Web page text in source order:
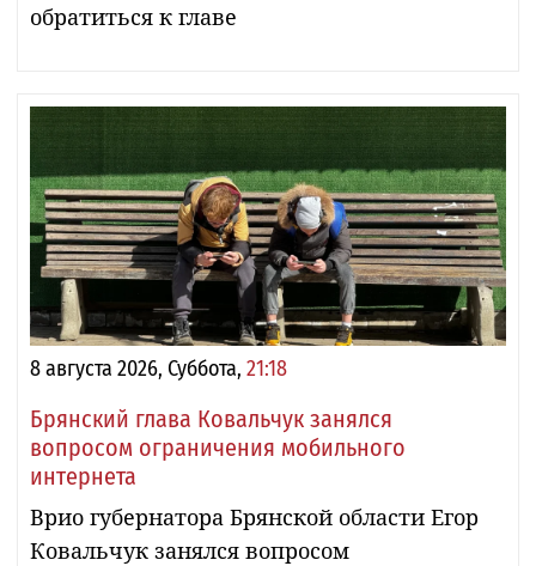
обратиться к главе
8 августа 2026, Суббота, 21:18
Брянский глава Ковальчук занялся
вопросом ограничения мобильного
интернета
Врио губернатора Брянской области Егор
Ковальчук занялся вопросом